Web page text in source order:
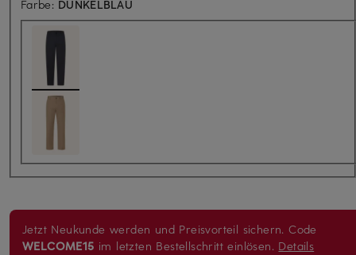
Farbe: DUNKELBLAU
Jetzt Neukunde werden und Preisvorteil sichern. Code
WELCOME15 im letzten Bestellschritt einlösen. Details